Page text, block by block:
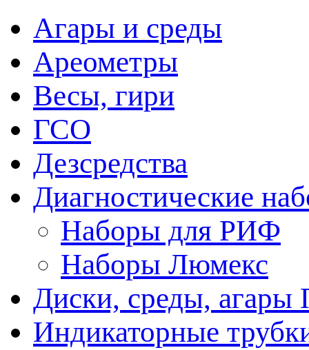
Агары и среды
Ареометры
Весы, гири
ГСО
Дезсредства
Диагностические
Наборы для РИФ
Наборы Люмекс
Диски, среды, агары
Индикаторные